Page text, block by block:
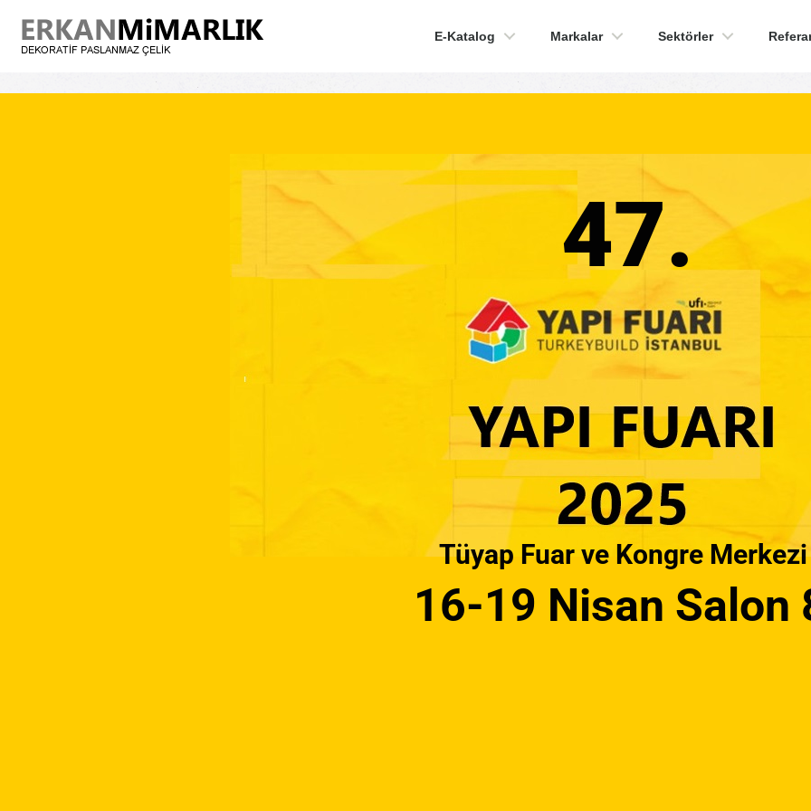
E-Katalog Markalar Sektörler
Tüyap Fuar ve Kongre Merkezi
47.
16-19 Nisan Salon